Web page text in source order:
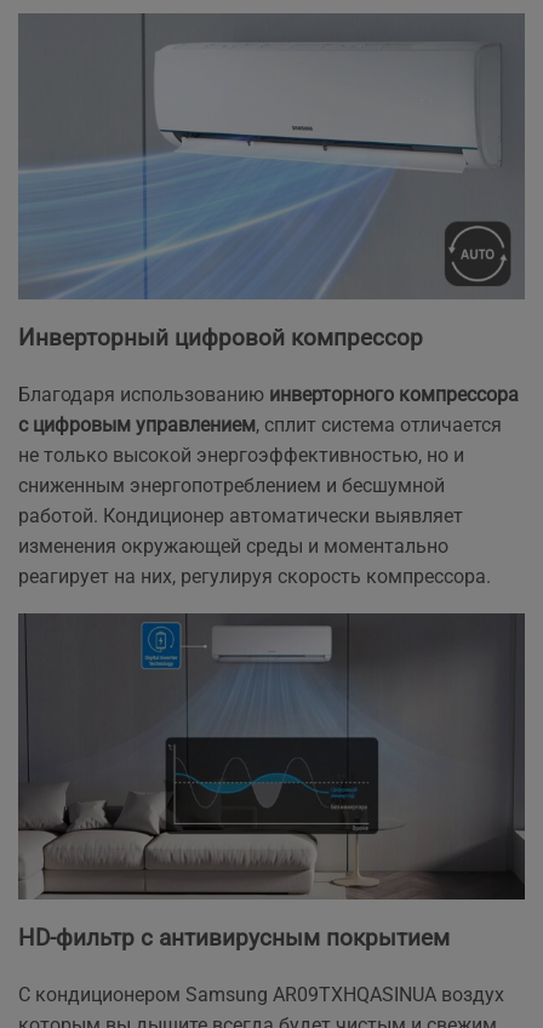
Инверторный цифровой компрессор
Благодаря использованию инверторного компрессора
с цифровым управлением, сплит система отличается
не только высокой энергоэффективностью, но и
сниженным энергопотреблением и бесшумной
работой. Кондиционер автоматически выявляет
изменения окружающей среды и моментально
реагирует на них, регулируя скорость компрессора.
HD-фильтр с антивирусным покрытием
С кондиционером Samsung AR09TXHQASINUA воздух